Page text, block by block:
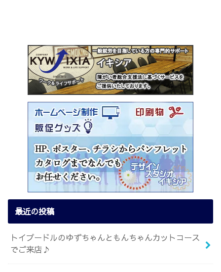
最近の投稿
トイプードルのゆずちゃんともんちゃんカットコース
でご来店♪